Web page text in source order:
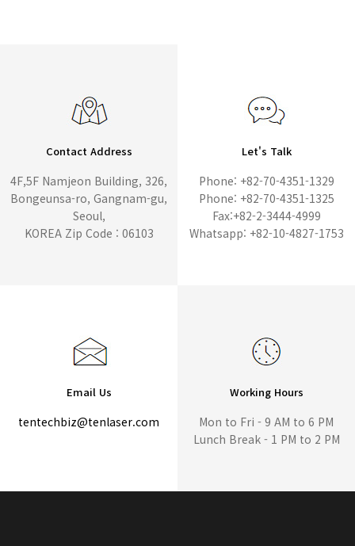
Contact Address
4F,5F Namjeon Building, 326,
Bongeunsa-ro, Gangnam-gu,
Seoul,
KOREA Zip Code : 06103
Let's Talk
Phone: +82-70-4351-1329
Phone: +82-70-4351-1325
Fax:+82-2-3444-4999
Whatsapp: +82-10-4827-1753
Email Us
tentechbiz@tenlaser.com
Working Hours
Mon to Fri - 9 AM to 6 PM
Lunch Break - 1 PM to 2 PM